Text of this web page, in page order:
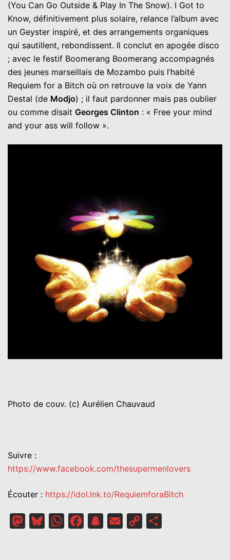
(You Can Go Outside & Play In The Snow). I Got to
Know, définitivement plus solaire, relance l’album avec
un Geyster inspiré, et des arrangements organiques
qui sautillent, rebondissent. Il conclut en apogée disco
; avec le festif Boomerang Boomerang accompagnés
des jeunes marseillais de Mozambo puis l’habité
Requiem for a Bitch où on retrouve la voix de Yann
Destal (de Modjo) ; il faut pardonner mais pas oublier
ou comme disait Georges Clinton : « Free your mind
and your ass will follow ».
Photo de couv. (c) Aurélien Chauvaud
Suivre :
https://www.facebook.com/thesupermenlovers
Écouter : https://idol.lnk.to/RequiemforaBitch
MastodonBlueskyWhatsAppFacebookSnapchat
Email
Copy